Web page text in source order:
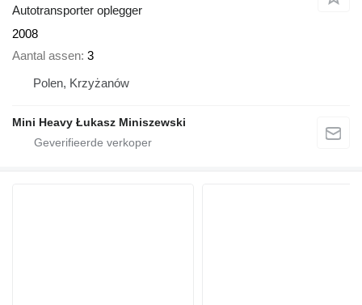
Autotransporter oplegger
2008
Aantal assen 3
Polen, Krzyżanów
Mini Heavy Łukasz Miniszewski